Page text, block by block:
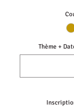
Thème +